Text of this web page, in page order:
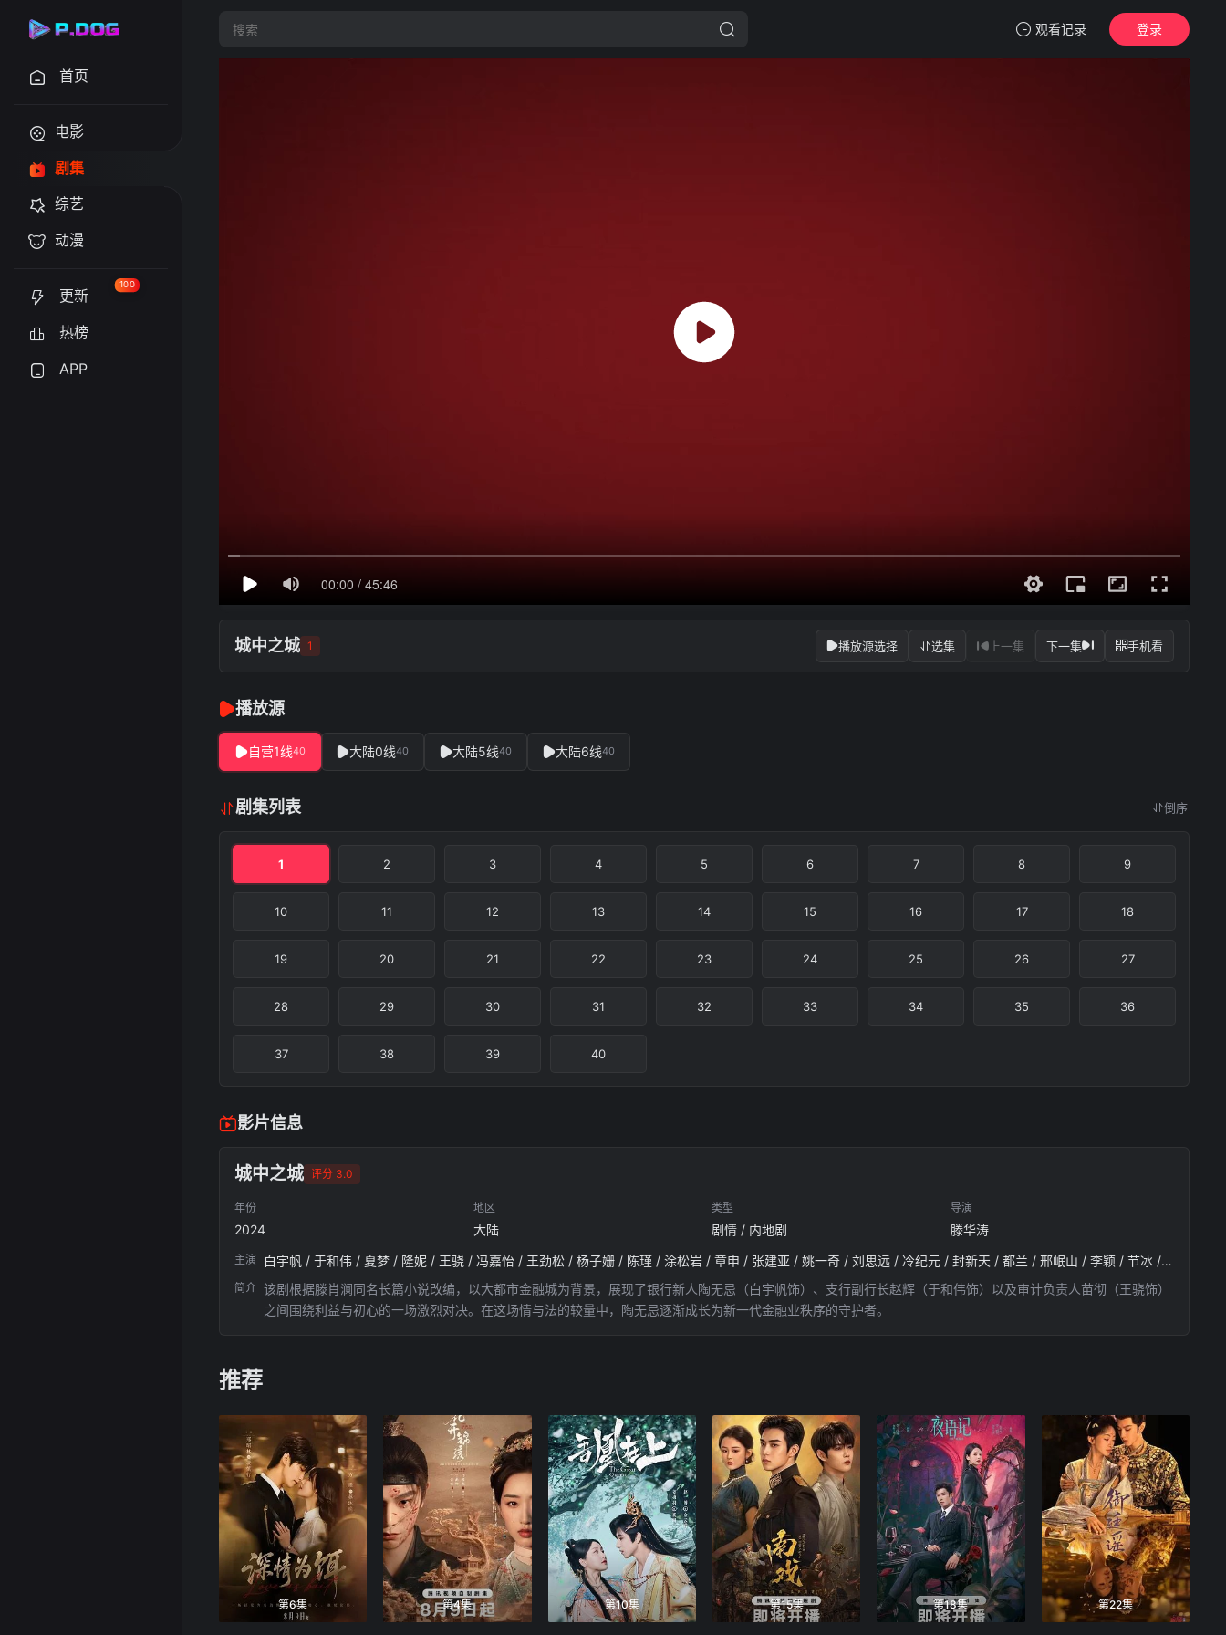
观看记录 登录
首页
电影
剧集
综艺
动漫
更新
100
热榜
APP
城中之城 1 播放源选择 选集 上一集 下一集 手机看
播放源
自营1线40 大陆0线40 大陆5线40 大陆6线40
剧集列表 倒序
1 2 3 4 5 6 7 8 9
10 11 12 13 14 15 16 17 18
19 20 21 22 23 24 25 26 27
28 29 30 31 32 33 34 35 36
37 38 39 40
影片信息
城中之城 评分 3.0
年份
2024
地区
大陆
类型
剧情 / 内地剧
导演
滕华涛
主演 白宇帆 / 于和伟 / 夏梦 / 隆妮 / 王骁 / 冯嘉怡 / 王劲松 / 杨子姗 / 陈瑾 / 涂松岩 / 章申 / 张建亚 / 姚一奇 / 刘思远 / 冷纪元 / 封新天 / 都兰 / 邢岷山 / 李颖 / 节冰 / 李洪涛 / 顾宇峰 / 虞金泽 / 董晴 / 高蓓蓓 / 徐风 / 曲高位 / 韦奕波 / 邓钢 / 张衣 / 彭赛 / 杨雨婷 / 傅震华 / 文静 / 严永瑄 / 许国栋 / 姚卓君
简介 该剧根据滕肖澜同名长篇小说改编，以大都市金融城为背景，展现了银行新人陶无忌（白宇帆饰）、支行副行长赵辉（于和伟饰）以及审计负责人苗彻（王骁饰）
之间围绕利益与初心的一场激烈对决。在这场情与法的较量中，陶无忌逐渐成长为新一代金融业秩序的守护者。
推荐
第6集 第4集 第10集 第15集 第18集 第22集